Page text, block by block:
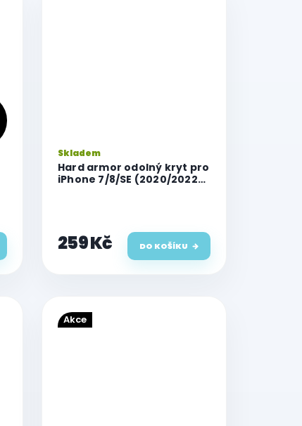
Hard armor odolný kryt pro
iPhone 7/8/SE (2020/2022),
Skladem
259 Kč DO KOŠÍKU
Akce